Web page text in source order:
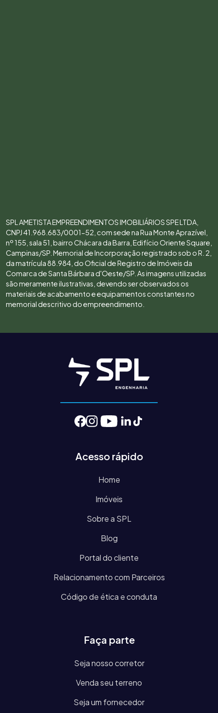
SPL AMETISTA EMPREENDIMENTOS IMOBILIÁRIOS SPE LTDA,
CNPJ 41.968.683/0001-52, com sede na Rua Monte Aprazível,
nº 155, sala 51, bairro Chácara da Barra, Edifício Oriente Square,
Campinas/SP. Memorial de Incorporação registrado sob o R. 2,
da matrícula 88.984, do Oficial de Registro de Imóveis da
Comarca de Santa Bárbara d'Oeste/SP. As imagens utilizadas
são meramente ilustrativas, devendo ser observados os
materiais de acabamento e equipamentos constantes no
memorial descritivo do empreendimento.
Acesso rápido
Home
Imóveis
Sobre a SPL
Blog
Portal do cliente
Relacionamento com Parceiros
Código de ética e conduta
Faça parte
Seja nosso corretor
Venda seu terreno
Seja um fornecedor